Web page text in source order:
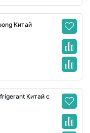
Китай
Китай с